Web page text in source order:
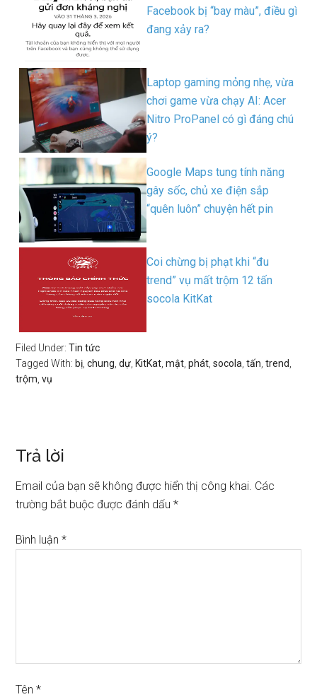
Facebook bị “bay màu”, điều gì
đang xảy ra?
Laptop gaming mỏng nhẹ, vừa
chơi game vừa chạy AI: Acer
Nitro ProPanel có gì đáng chú
ý?
Google Maps tung tính năng
gây sốc, chủ xe điện sắp
“quên luôn” chuyện hết pin
Coi chừng bị phạt khi “đu
trend” vụ mất trộm 12 tấn
socola KitKat
Filed Under:Tin tức
Tagged With: bị ,chung ,dự KitKat ,mật ,phát ,socola ,tấn ,trend
trộm ,vụ
Trả lời
Email của bạn sẽ không được hiển thị công khai. Các
trường bắt buộc được đánh dấu*
Bình luận*
Tên*